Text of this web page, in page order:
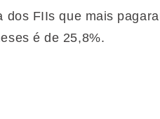
dos FIIs que mais
é de 25,8%.